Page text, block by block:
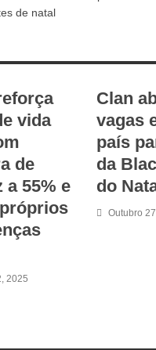
de natal
vida
de
a 55% e
2025
Clan
vagas
país
da
do
Outubro